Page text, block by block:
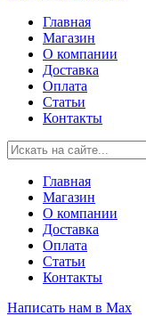
Главная
Магазин
О компании
Доставка
Оплата
Статьи
Контакты
Главная
Магазин
О компании
Доставка
Оплата
Статьи
Контакты
Написать нам в Max